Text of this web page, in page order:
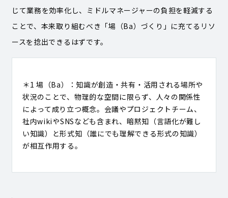
じて業務を効率化し、ミドルマネージャーの負担を軽減する
ことで、本来取り組むべき「場（Ba）づくり」に充てるリソ
ースを捻出できるはずです。
＊1 場（Ba）：知識が創造・共有・活用される場所や
状況のことで、物理的な空間に限らず、人々の関係性
によって成り立つ概念。会議やプロジェクトチーム、
社内wikiやSNSなども含まれ、暗黙知（言語化が難し
い知識）と形式知（誰にでも理解できる形式の知識）
が相互作用する。